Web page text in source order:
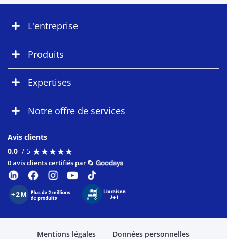
L'entreprise
Produits
Expertises
Notre offre de services
Avis clients
0.0 / 5 ★★★★★
★★★★★
0 avis clients certifiés par
Mentions légales Données personnelles